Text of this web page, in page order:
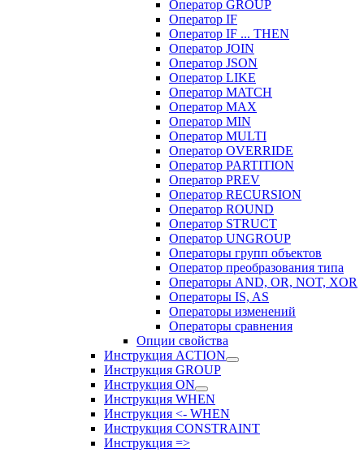
Оператор GROUP
Оператор IF
Оператор IF ... THEN
Оператор JOIN
Оператор JSON
Оператор LIKE
Оператор MATCH
Оператор MAX
Оператор MIN
Оператор MULTI
Оператор OVERRIDE
Оператор PARTITION
Оператор PREV
Оператор RECURSION
Оператор ROUND
Оператор STRUCT
Оператор UNGROUP
Операторы групп объектов
Оператор преобразования типа
Операторы AND, OR, NOT, XOR
Операторы IS, AS
Операторы изменений
Операторы сравнения
Опции свойства
Инструкция ACTION
Инструкция GROUP
Инструкция ON
Инструкция WHEN
Инструкция <- WHEN
Инструкция CONSTRAINT
Инструкция =>